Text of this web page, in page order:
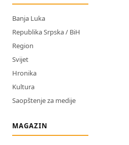
Banja Luka
Republika Srpska / BiH
Region
Svijet
Hronika
Kultura
Saopštenje za medije
MAGAZIN